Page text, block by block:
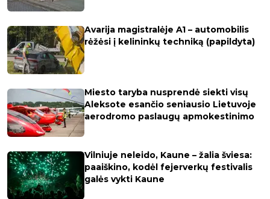
Avarija magistralėje A1 – automobilis
rėžėsi į kelininkų techniką (papildyta)
Miesto taryba nusprendė siekti visų
Aleksote esančio seniausio Lietuvoje
aerodromo paslaugų apmokestinimo
Vilniuje neleido, Kaune – žalia šviesa:
paaiškino, kodėl fejerverkų festivalis
galės vykti Kaune